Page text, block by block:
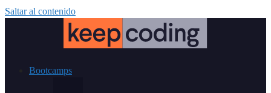
Saltar al contenido
Bootcamps